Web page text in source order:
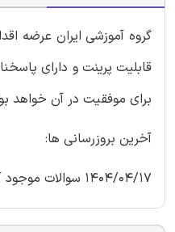
گروه آموزشی ایران عرضه
قابلیت پرینت و دارای
برای موفقیت در آن خواهد
آخرین بروزرسانی ها:
1404/04/17 سوالات موجود آپدیت شد.